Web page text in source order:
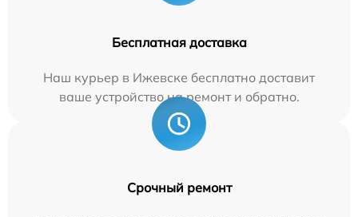
Бесплатная доставка
Наш курьер в Ижевске бесплатно доставит
ваше устройство на ремонт и обратно.
Срочный ремонт